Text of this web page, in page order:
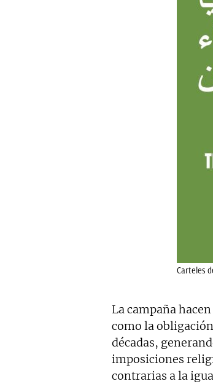
Carteles
La campaña
como la
décadas,
imposiciones
contrarias a la